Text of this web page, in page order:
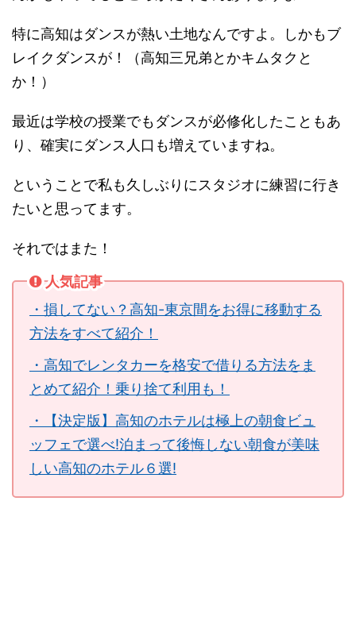
特に高知はダンスが熱い土地なんですよ。しかもブ
レイクダンスが！（高知三兄弟とかキムタクと
か！）
最近は学校の授業でもダンスが必修化したこともあ
り、確実にダンス人口も増えていますね。
ということで私も久しぶりにスタジオに練習に行き
たいと思ってます。
それではまた！
人気記事
・損してない？高知-東京間をお得に移動する
方法をすべて紹介！
・高知でレンタカーを格安で借りる方法をま
とめて紹介！乗り捨て利用も！
・【決定版】高知のホテルは極上の朝食ビュ
ッフェで選べ!泊まって後悔しない朝食が美味
しい高知のホテル６選!